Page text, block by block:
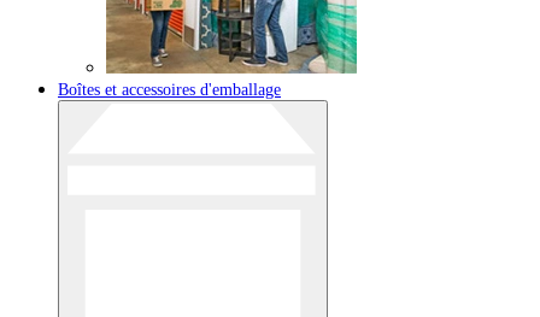
Boîtes et accessoires d'emballage